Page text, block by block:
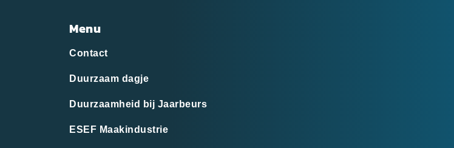
Menu
Contact
Duurzaam dagje
Duurzaamheid bij Jaarbeurs
ESEF Maakindustrie